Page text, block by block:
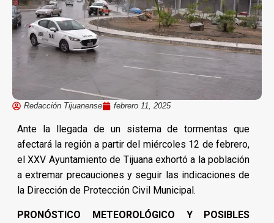
Redacción Tijuanense febrero 11, 2025
Ante la llegada de un sistema de tormentas que
afectará la región a partir del miércoles 12 de febrero,
el XXV Ayuntamiento de Tijuana exhortó a la población
a extremar precauciones y seguir las indicaciones de
la Dirección de Protección Civil Municipal.
PRONÓSTICO METEOROLÓGICO Y POSIBLES